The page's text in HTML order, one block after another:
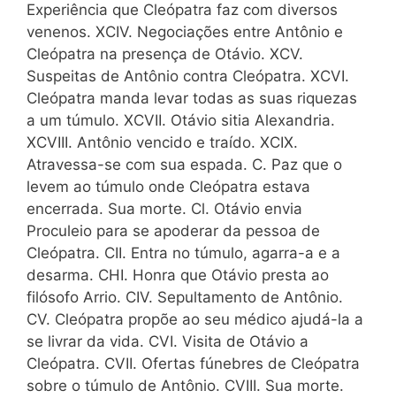
Experiência que Cleópatra faz com diversos
venenos. XCIV. Negociações entre Antônio e
Cleópatra na presença de Otávio. XCV.
Suspeitas de Antônio contra Cleópatra. XCVI.
Cleópatra manda levar todas as suas riquezas
a um túmulo. XCVII. Otávio sitia Alexandria.
XCVIII. Antônio vencido e traído. XCIX.
Atravessa-se com sua espada. C. Paz que o
levem ao túmulo onde Cleópatra estava
encerrada. Sua morte. Cl. Otávio envia
Proculeio para se apoderar da pessoa de
Cleópatra. CII. Entra no túmulo, agarra-a e a
desarma. CHI. Honra que Otávio presta ao
filósofo Arrio. CIV. Sepultamento de Antônio.
CV. Cleópatra propõe ao seu médico ajudá-la a
se livrar da vida. CVI. Visita de Otávio a
Cleópatra. CVII. Ofertas fúnebres de Cleópatra
sobre o túmulo de Antônio. CVIII. Sua morte.